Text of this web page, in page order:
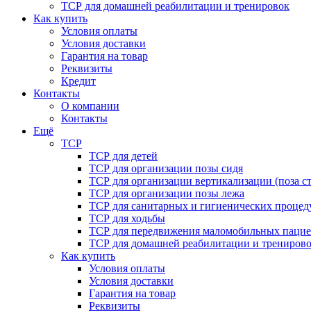
ТСР для домашней реабилитации и тренировок
Как купить
Условия оплаты
Условия доставки
Гарантия на товар
Реквизиты
Кредит
Контакты
О компании
Контакты
Ещё
ТСР
ТСР для детей
ТСР для организации позы сидя
ТСР для организации вертикализации (поза
ТСР для организации позы лежа
ТСР для санитарных и гигиенических
ТСР для ходьбы
ТСР для передвижения маломобильных
ТСР для домашней реабилитации и
Как купить
Условия оплаты
Условия доставки
Гарантия на товар
Реквизиты